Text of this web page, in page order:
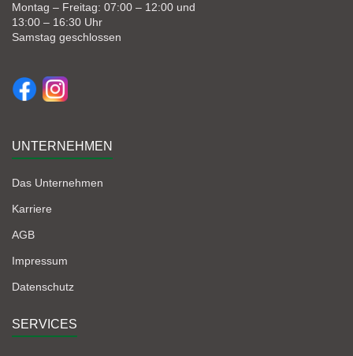
Montag – Freitag: 07:00 – 12:00 und
13:00 – 16:30 Uhr
Samstag geschlossen
UNTERNEHMEN
Das Unternehmen
Karriere
AGB
Impressum
Datenschutz
SERVICES